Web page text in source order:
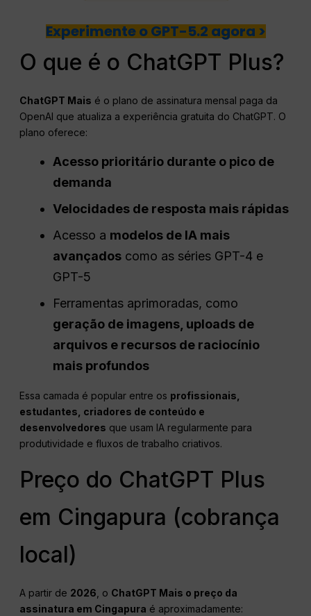
Experimente o GPT-5.2 agora >
O que é o ChatGPT Plus?
ChatGPT Mais é o plano de assinatura mensal paga da
OpenAI que atualiza a experiência gratuita do ChatGPT. O
plano oferece:
Acesso prioritário durante o pico de
demanda
Velocidades de resposta mais rápidas
Acesso a modelos de IA mais
avançados como as séries GPT-4 e
GPT-5
Ferramentas aprimoradas, como
geração de imagens, uploads de
arquivos e recursos de raciocínio
mais profundos
Essa camada é popular entre os profissionais,
estudantes, criadores de conteúdo e
desenvolvedores que usam IA regularmente para
produtividade e fluxos de trabalho criativos.
Preço do ChatGPT Plus
em Cingapura (cobrança
local)
A partir de 2026 , o ChatGPT Mais o preço da
assinatura em Cingapura é aproximadamente: